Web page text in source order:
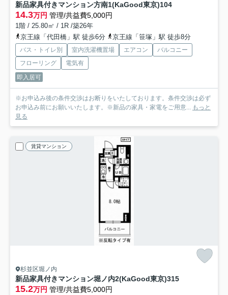
新品家具付きマンション方南1(KaGood東京)104
14.3万円 管理/共益費5,000円
1階 / 25.80㎡ / 1R /築26年
京王線「代田橋」駅 徒歩6分
京王線「笹塚」駅 徒歩8分
バス・トイレ別 室内洗濯機置場 エアコン
バルコニー
フローリング
電気有
即入居可
※お申込み後の条件交渉はお断りをいたしております。条件交渉は必ず
お申込み前にお願いいたします。※新品の家具・家電をご用意... もっと
見る
賃貸マンション
杉並区堀ノ内
新品家具付きマンション堀ノ内2(KaGood東京)315
15.2万円 管理/共益費5,000円